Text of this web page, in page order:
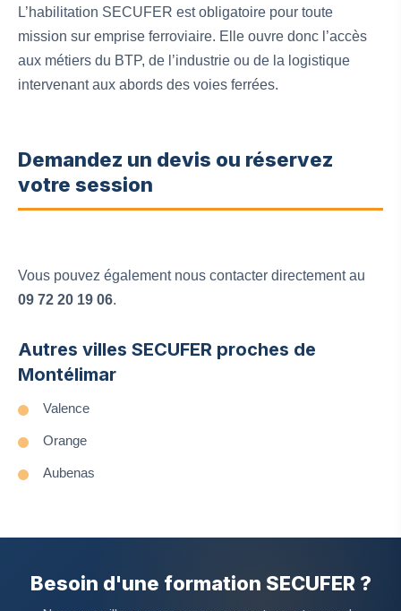
L’habilitation SECUFER est obligatoire pour toute
mission sur emprise ferroviaire. Elle ouvre donc l’accès
aux métiers du BTP, de l’industrie ou de la logistique
intervenant aux abords des voies ferrées.
Demandez un devis ou réservez
votre session
Vous pouvez également nous contacter directement au
09 72 20 19 06.
Autres villes SECUFER proches de
Montélimar
Valence
Orange
Aubenas
Besoin d'une formation SECUFER ?